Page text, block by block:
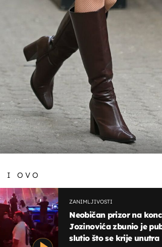
I OVO
ZANIMLJIVOSTI
Neobičan prizor na
Jozinovića zbunio je
slutio što se krije unutra